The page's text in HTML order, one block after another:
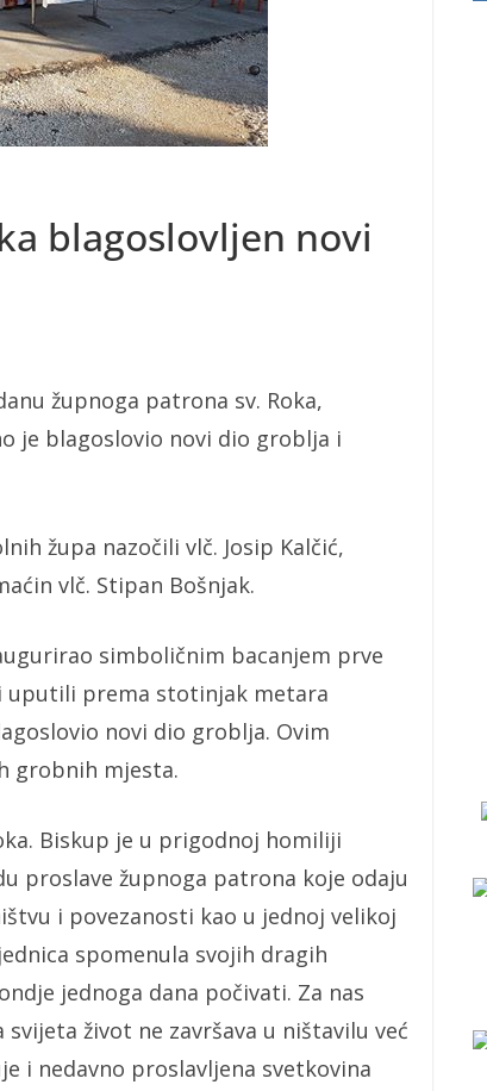
blagoslovljen novi
župnoga patrona sv. Roka,
je blagoslovio novi dio groblja i
župa nazočili vlč. Josip Kalčić,
vlč. Stipan Bošnjak.
simboličnim bacanjem prve
uputili prema stotinjak metara
novi dio groblja. Ovim
grobnih mjesta.
Biskup je u prigodnoj homiliji
proslave župnoga patrona koje odaju
i povezanosti kao u jednoj velikoj
spomenula svojih dragih
jednoga dana počivati. Za nas
život ne završava u ništavilu već
i nedavno proslavljena svetkovina